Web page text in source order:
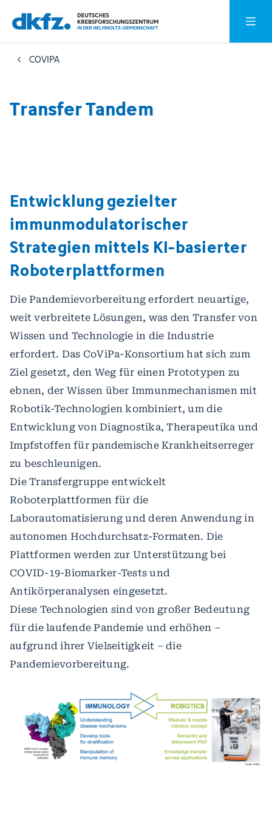
Zum
Hauptinhalt
springen
Zur
Fußzeile
springen
COVIPA
Transfer Tandem
Entwicklung gezielter
immunmodulatorischer
Strategien mittels KI-basierter
Roboterplattformen
Die Pandemievorbereitung erfordert neuartige,
weit verbreitete Lösungen, was den Transfer von
Wissen und Technologie in die Industrie
erfordert. Das CoViPa-Konsortium hat sich zum
Ziel gesetzt, den Weg für einen Prototypen zu
ebnen, der Wissen über Immunmechanismen mit
Robotik-Technologien kombiniert, um die
Entwicklung von Diagnostika, Therapeutika und
Impfstoffen für pandemische Krankheitserreger
zu beschleunigen.
Die Transfergruppe entwickelt
Roboterplattformen für die
Laborautomatisierung und deren Anwendung in
autonomen Hochdurchsatz-Formaten. Die
Plattformen werden zur Unterstützung bei
COVID-19-Biomarker-Tests und
Antikörperanalysen eingesetzt.
Diese Technologien sind von großer Bedeutung
für die laufende Pandemie und erhöhen –
aufgrund ihrer Vielseitigkeit – die
Pandemievorbereitung.